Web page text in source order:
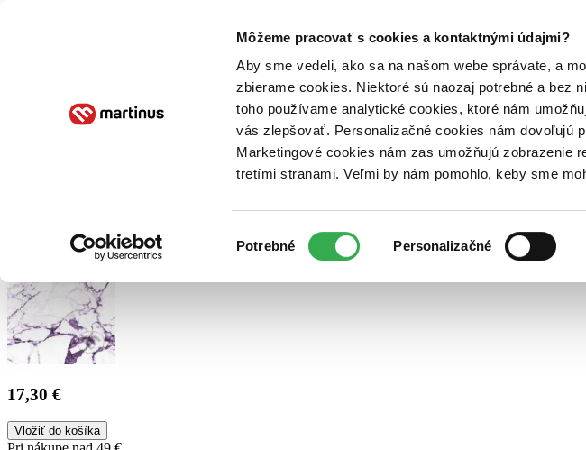
Môžeme pracovať s cookies a kontaktnými údajmi?
Aby sme vedeli, ako sa na našom webe správate, a
zbierame cookies. Niektoré sú naozaj potrebné a bez
toho používame analytické cookies, ktoré nám
vás zlepšovať. Personalizačné cookies nám dovoľujú
Marketingové cookies nám zas umožňujú zobrazenie
tretími stranami. Veľmi by nám pomohlo, keby sme
súhlasu
Potrebné Personalizačné
Poukážky Kontakt
17,30 €
Vložiť do košíka